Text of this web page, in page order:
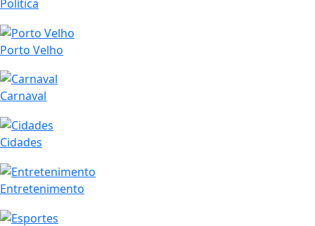
Política
Porto Velho
Carnaval
Cidades
Entretenimento